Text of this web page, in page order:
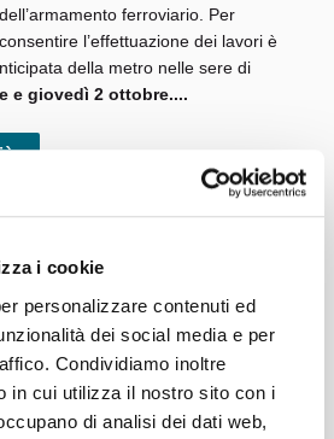
i cookie
personalizzare contenuti ed
dei social media e per
Condividiamo inoltre
in cui utilizza il nostro sito con i
di analisi dei dati web,
dell’armamento ferroviario. Per
consentire l’effettuazione dei lavori è
della metro nelle sere di
e giovedì 2 ottobre....
Casella
Si informa che, per motivi tecnici,
domenica 28 settembre la corsa
delle ore 09.06 da Casella verrà
...